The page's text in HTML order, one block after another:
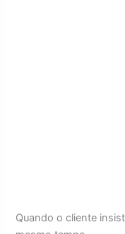
Quando o cliente